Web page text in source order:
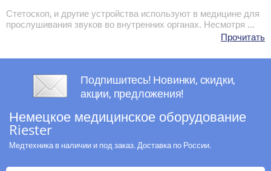
Стетоскоп, и другие устройства используют в медицине для
прослушивания звуков во внутренних органах. Несмотря ...
Прочитать
Подпишитесь! Новинки, скидки,
акции, предложения!
Немецкое медицинское оборудование
Riester
Медтехника в наличии и под заказ. Доставка по России.